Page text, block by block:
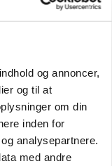
og annoncer,
og til at
om din
inden for
analysepartnere.
med andre
af
medejer
af landets